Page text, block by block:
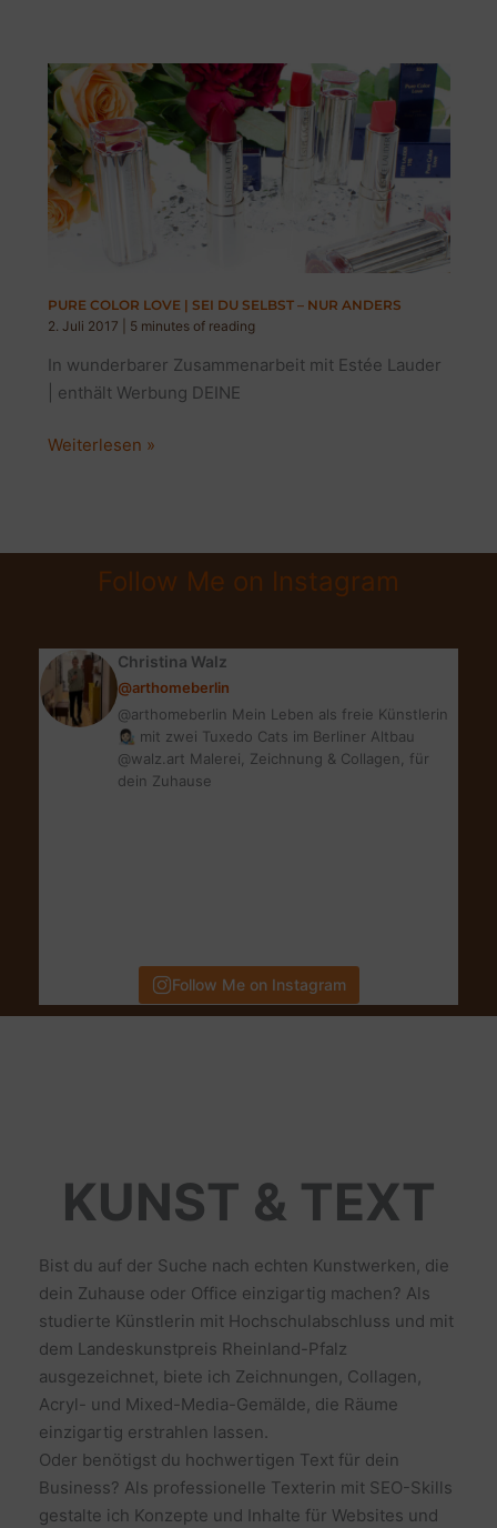
HERBST
|
BLOGPARADE
&
GEWINNSPIEL
PURE COLOR LOVE | SEI DU SELBST – NUR ANDERS
2. Juli 2017
5 minutes of reading
In wunderbarer Zusammenarbeit mit Estée Lauder
| enthält Werbung DEINE
PURE
SEI
NUR
ANDERS
Weiterlesen »
Follow Me on Instagram
Christina Walz
@arthomeberlin
@arthomeberlin Mein Leben als freie Künstlerin
👩🏻‍🎨 mit zwei Tuxedo Cats im Berliner Altbau
@walz.art Malerei, Zeichnung & Collagen, für
dein Zuhause
Follow Me on Instagram
KUNST & TEXT
Bist du auf der Suche nach echten Kunstwerken, die
dein Zuhause oder Office einzigartig machen? Als
studierte Künstlerin mit Hochschulabschluss und mit
dem Landeskunstpreis Rheinland-Pfalz
ausgezeichnet, biete ich Zeichnungen, Collagen,
Acryl- und Mixed-Media-Gemälde, die Räume
einzigartig erstrahlen lassen.
Oder benötigst du hochwertigen Text für dein
Business? Als professionelle Texterin mit SEO-Skills
gestalte ich Konzepte und Inhalte für Websites und